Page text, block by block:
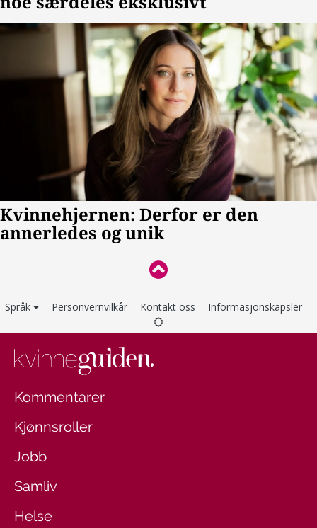
Språk Personvernvilkår Kontakt oss Informasjonskapsler
Kommentarer
Kjønnsroller
Jobb
Samliv
Helse